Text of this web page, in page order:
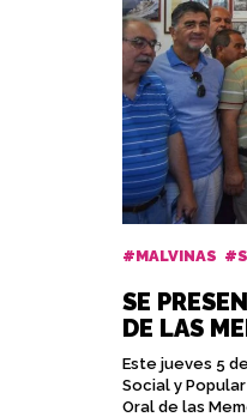
#MALVINAS
SE
DE LAS
Este jueves 5
Social y
Oral de las